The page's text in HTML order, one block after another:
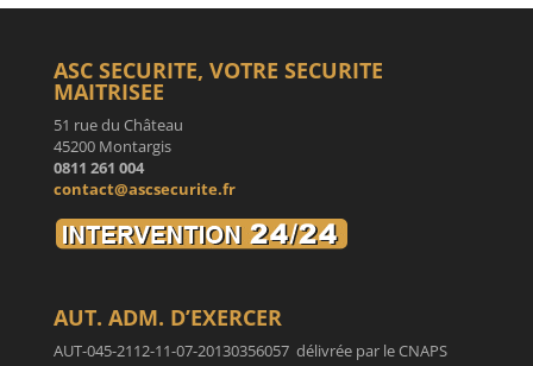
ASC SECURITE, VOTRE SECURITE
MAITRISEE
51 rue du Château
45200 Montargis
0811 261 004
contact@ascsecurite.fr
AUT. ADM. D’EXERCER
AUT-045-2112-11-07-20130356057 délivrée par le CNAPS